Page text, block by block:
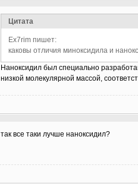
Цитата
Ex7rim пишет:
каковы отличия миноксидила и
Наноксидил был специально
низкой молекулярной массой,
так все таки лучше наноксидил?